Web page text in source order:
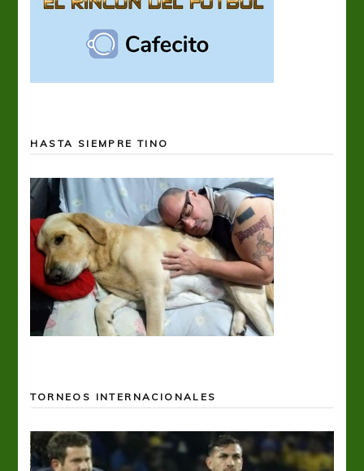
HASTA SIEMPRE TINO
TORNEOS INTERNACIONALES